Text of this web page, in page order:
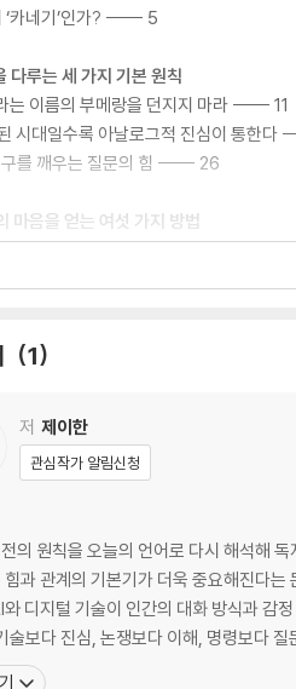
‘카네기’인가? ----- 5
다루는 세 가지 기본 원칙
는 이름의 부메랑을 던지지 마라 ----- 11
시대일수록 아날로그적 진심이 통한다
를 깨우는 질문의 힘 ----- 26
마음을 얻는 여섯 가지 방법
다 온전한 존재감에 집중하라 ----- 38
그 사람에게 중요한 의미를 물어라 -----
이 상대를 설득하는 열두 가지 원칙
서 이기려 할수록 설득에서는 멀어진다
기 전 상대의 말을 먼저 요약하라 ----- 105
빠르게 인정할수록 신뢰의 속도는 빨라
인 첫마디가 어려운 대화의 문을 연다
의를 만드는 것은 작은 긍정의 축적이다
말보다 핵심 욕구에 응답하라 ----- 143
1
저 제이한
관심작가 알림신청
의 원칙을 오늘의 언어로 다시 해석해
힘과 관계의 기본기가 더욱 중요해진다
와 디지털 기술이 인간의 대화 방식과 감
술보다 진심, 논쟁보다 이해, 명령보다